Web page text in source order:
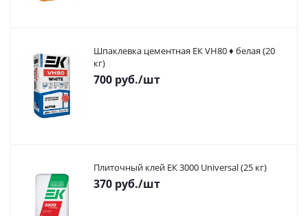
Шпаклевка цементная ЕК VH80 ♦ белая (20
кг)
700 руб./шт
Плиточный клей ЕК 3000 Universal (25 кг)
370 руб./шт